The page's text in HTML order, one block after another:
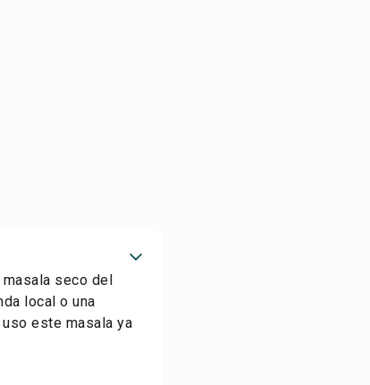
seco del
local o una
este masala ya